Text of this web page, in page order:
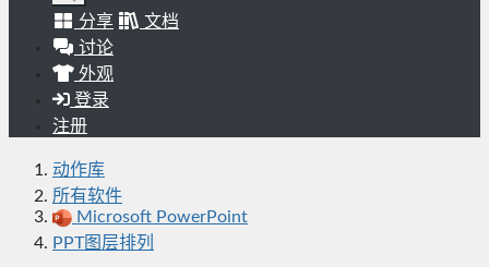
分享
文档
讨论
外观
登录
注册
动作库
所有软件
Microsoft PowerPoint
PPT图层排列